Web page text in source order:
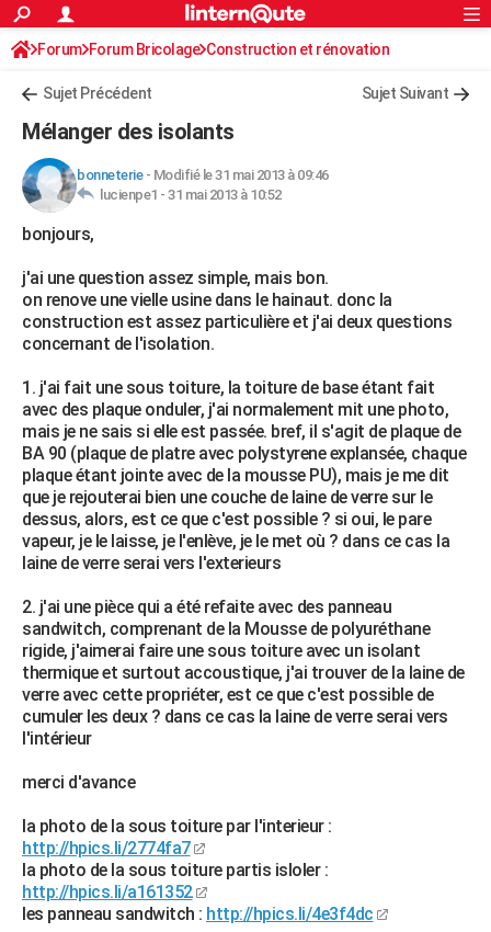
ACTUALITÉS
Politique
Société
Faits Divers
Education
Monde
Villes
+
FINANCE
Retraite
Impôts
Epargne
Immobilier
Risques naturels par ville
Banque
Assurance
Crédit
AUTO
Essais
Réserver un essai
Citadines
Berlines
SUV
Forum auto
+HIGH-TECH
Mobiles
Meilleur smartphone
Internet
Ordinateurs
Jeux vidéo
Guide high-tech
+BRICOLAGE
Forum
Aménagement intérieur
Extérieur
Cuisine
Salle de bains
Jardinage
Rangement
WEEK-END
Guides de France
Escapades
Patrimoine
Expositions
Musées
Week-end nature
+LIFESTYLE
Art de vivre
Bien-être
Loisirs
Modes de vie
SANTE
Alimentation
Guide de la santé
Maladies
Médicaments
Sommeil
VOYAGE
Destinations
City break
Voyage nature
Voyage de noces
Forum
Climat
+PHOTO
GUIDES D'ACHAT
BONS PLANS
CARTE DE VOEUX
Carte de Noël
Carte Bonne année
Carte Saint-Valentin
Carte Pâques
Carte d'anniversaire
DICTIONNAIRE
Dictionnaire
Biographies
Citations
Expressions
Proverbes
PROGRAMME TV
COPAINS D'AVANT
S'inscrire
Se connecter
Lycées
Collèges
Primaires
Universités
Entreprises
Service militaire
Avis de recherche
AVIS DE DÉCÈS
FORUM
Bricolage
Lifestyle
Culture
Sport
Auto
Television
Voyage
Cinema
Rechercher
S'inscrire
Connexion
Forum Forum Bricolage Construction et rénovation
Charpente, toiture, combles
Sujet Précédent Sujet Suivant
Mélanger des isolants
bonneterie- Modifié le 31 mai 2013 à 09:46
lucienpe1 - 31 mai 2013 à 10:52
bonjours,
j'ai une question assez simple, mais bon.
on renove une vielle usine dans le hainaut. donc la
construction est assez particulière et j'ai deux questions
concernant de l'isolation.
1. j'ai fait une sous toiture, la toiture de base étant fait
avec des plaque onduler, j'ai normalement mit une photo,
mais je ne sais si elle est passée. bref, il s'agit de plaque de
BA 90 (plaque de platre avec polystyrene explansée, chaque
plaque étant jointe avec de la mousse PU), mais je me dit
que je rejouterai bien une couche de laine de verre sur le
dessus, alors, est ce que c'est possible ? si oui, le pare
vapeur, je le laisse, je l'enlève, je le met où ? dans ce cas la
laine de verre serai vers l'exterieurs
2. j'ai une pièce qui a été refaite avec des panneau
sandwitch, comprenant de la Mousse de polyuréthane
rigide, j'aimerai faire une sous toiture avec un isolant
thermique et surtout accoustique, j'ai trouver de la laine de
verre avec cette propriéter, est ce que c'est possible de
cumuler les deux ? dans ce cas la laine de verre serai vers
l'intérieur
merci d'avance
la photo de la sous toiture par l'interieur :
http://hpics.li/2774fa7
la photo de la sous toiture partis isloler :
http://hpics.li/a161352
les panneau sandwitch : http://hpics.li/4e3f4dc